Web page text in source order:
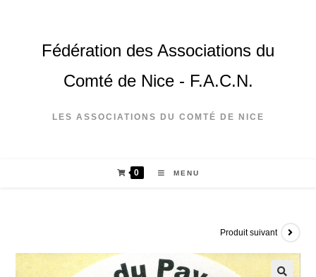
Fédération des Associations du
Comté de Nice - F.A.C.N.
LES ASSOCIATIONS DU COMTÉ DE NICE
0 MENU
Produit suivant